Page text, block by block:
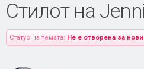
Стилот на
Статус на темата: Не е отворена за